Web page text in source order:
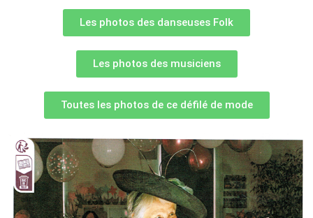
Les photos des danseuses Folk
Les photos des musiciens
Toutes les photos de ce défilé de mode